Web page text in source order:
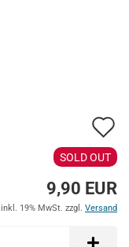
SOLD OUT
9,90 EUR
inkl. 19% MwSt. zzgl. Versand